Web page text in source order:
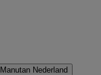
Manutan Nederland